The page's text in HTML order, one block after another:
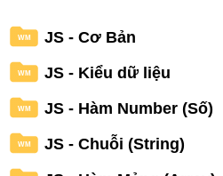
WM JS - Cơ Bản
WM JS - Kiểu dữ liệu
WM JS - Hàm Number (Số)
WM JS - Chuỗi (String)